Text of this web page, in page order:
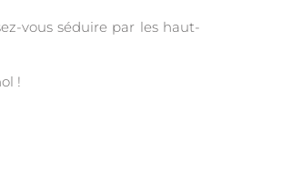
vous séduire par les haut-
!